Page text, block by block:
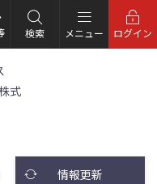
検索 メニュー ログイン
式
情報更新